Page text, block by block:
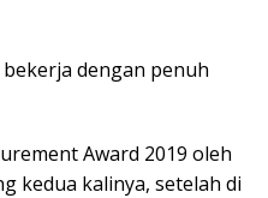
dengan penuh
Award 2019 oleh
kedua kalinya, setelah di